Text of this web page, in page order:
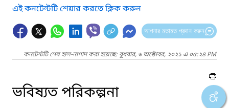
এই কনটেন্টটি শেয়ার করতে ক্লিক করুন
আপনার মতামত প্রদান করুন
কনটেন্টটি শেষ হাল-নাগাদ করা হয়েছে: বুধবার, ৬ অক্টোবর, ২০২১ এ ০৫:২৪ PM
ভবিষ্যত পরিকল্পনা